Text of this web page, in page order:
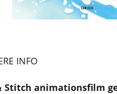
INFO
Stitch animationsfilm